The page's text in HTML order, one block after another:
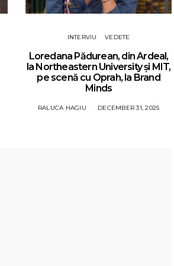
INTERVIU VEDETE
Loredana Pădurean, din Ardeal,
la Northeastern University și MIT,
pe scenă cu Oprah, la Brand
Minds
RALUCA HAGIU DECEMBER 31, 2025